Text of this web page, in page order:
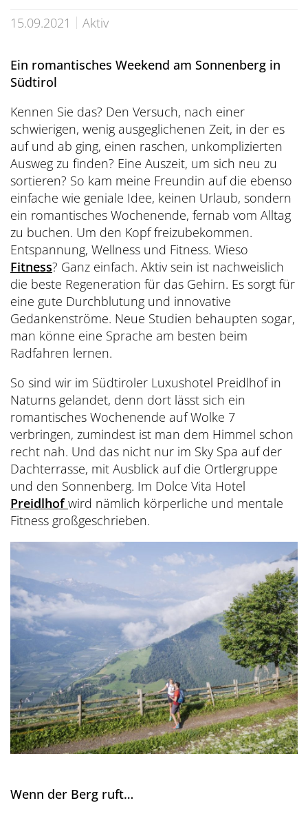
Awards
Belvita
Preferred Hotels & Resorts
Sauna Tower
À-la-carte-Treatments
Spa News-Blog
Medical Health Packages
Etikette & Kostenrückerstattung
Brixsana
Wandern
Biken
Golf
Yoga
Fitness
Fun Sports
Tennis
Skilaufen
Reinhold Messner
Klima & Naturpark
Sights & Ausflüge
Shoppen & Kultur
Privat-Touren - Ausflüge im Preidlhof
15.09.2021 Aktiv
Ein romantisches Weekend am Sonnenberg in
Südtirol
Kennen Sie das? Den Versuch, nach einer
schwierigen, wenig ausgeglichenen Zeit, in der es
auf und ab ging, einen raschen, unkomplizierten
Ausweg zu finden? Eine Auszeit, um sich neu zu
sortieren? So kam meine Freundin auf die ebenso
einfache wie geniale Idee, keinen Urlaub, sondern
ein romantisches Wochenende, fernab vom Alltag
zu buchen. Um den Kopf freizubekommen.
Entspannung, Wellness und Fitness. Wieso
Fitness? Ganz einfach. Aktiv sein ist nachweislich
die beste Regeneration für das Gehirn. Es sorgt für
eine gute Durchblutung und innovative
Gedankenströme. Neue Studien behaupten sogar,
man könne eine Sprache am besten beim
Radfahren lernen.
So sind wir im Südtiroler Luxushotel Preidlhof in
Naturns gelandet, denn dort lässt sich ein
romantisches Wochenende auf Wolke 7
verbringen, zumindest ist man dem Himmel schon
recht nah. Und das nicht nur im Sky Spa auf der
Dachterrasse, mit Ausblick auf die Ortlergruppe
und den Sonnenberg. Im Dolce Vita Hotel
Preidlhofwird nämlich körperliche und mentale
Fitness großgeschrieben.
Wenn der Berg ruft…